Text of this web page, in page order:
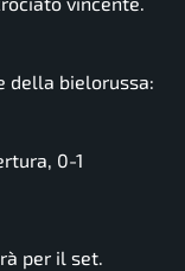
della bielorussa:
0-1
per il set.